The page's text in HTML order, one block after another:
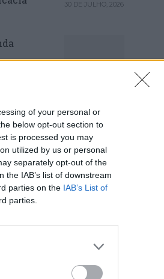
of your personal or
below opt-out section to
is processed you may
utilized by us or personal
separately opt-out of the
IAB’s list of downstream
parties on the IAB’s List of
parties.
vícios
pelo
pelo
que
a
30 DE JULHO, 2026
Câmara
do Hospital
cadernos de...
30 DE JULHO, 2026
Penela: Dia dos
em comunidade